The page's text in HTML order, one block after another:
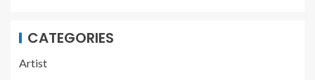
CATEGORIES
Artist